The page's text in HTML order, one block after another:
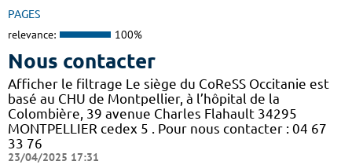
PAGES
relevance: 100%
Nous contacter
Afficher le filtrage Le siège du CoReSS Occitanie est
basé au CHU de Montpellier, à l’hôpital de la
Colombière, 39 avenue Charles Flahault 34295
MONTPELLIER cedex 5 . Pour nous contacter : 04 67
33 76
23/04/2025 17:31